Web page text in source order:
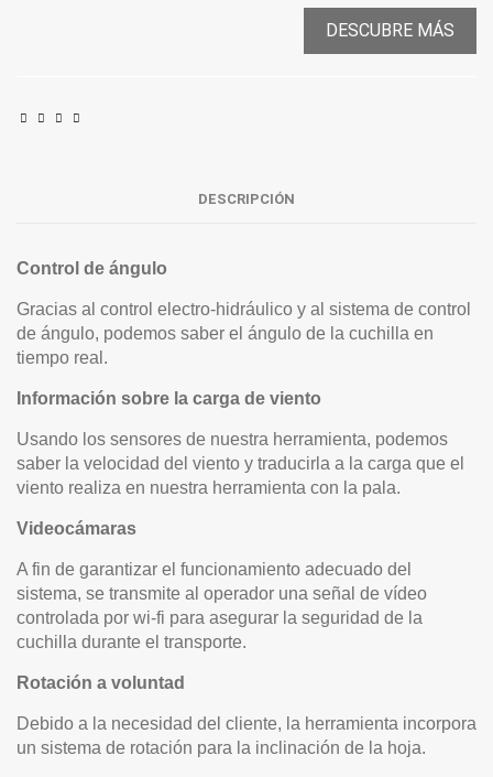
DESCUBRE MÁS
DESCRIPCIÓN
Control de ángulo
Gracias al control electro-hidráulico y al sistema de control
de ángulo, podemos saber el ángulo de la cuchilla en
tiempo real.
Información sobre la carga de viento
Usando los sensores de nuestra herramienta, podemos
saber la velocidad del viento y traducirla a la carga que el
viento realiza en nuestra herramienta con la pala.
Videocámaras
A fin de garantizar el funcionamiento adecuado del
sistema, se transmite al operador una señal de vídeo
controlada por wi-fi para asegurar la seguridad de la
cuchilla durante el transporte.
Rotación a voluntad
Debido a la necesidad del cliente, la herramienta incorpora
un sistema de rotación para la inclinación de la hoja.